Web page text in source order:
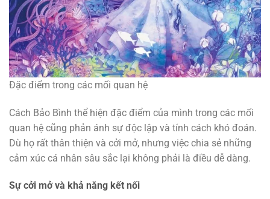
Đặc điểm trong các mối quan hệ
Cách Bảo Bình thể hiện đặc điểm của mình trong các mối
quan hệ cũng phản ánh sự độc lập và tính cách khó đoán.
Dù họ rất thân thiện và cởi mở, nhưng việc chia sẻ những
cảm xúc cá nhân sâu sắc lại không phải là điều dễ dàng.
Sự cởi mở và khả năng kết nối